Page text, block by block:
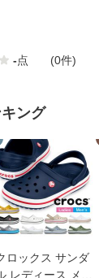
-点 (0件)
ング
ロックス サンダ
レディース メン